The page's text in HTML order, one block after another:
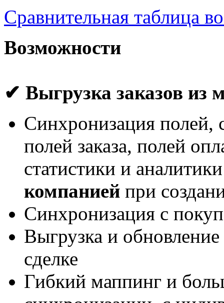
Сравнительная таблица
Возможности
✔ Выгрузка заказов из
Синхронизация полей,
полей заказа, полей
статистики и
компанией при
Синхронизация с
Выгрузка и
сделке
Гибкий маппинг и